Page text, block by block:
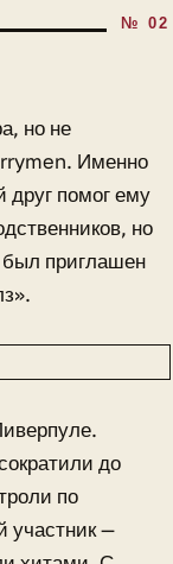
но не
Именно
друг помог ему
но
приглашен
до
по
участник —